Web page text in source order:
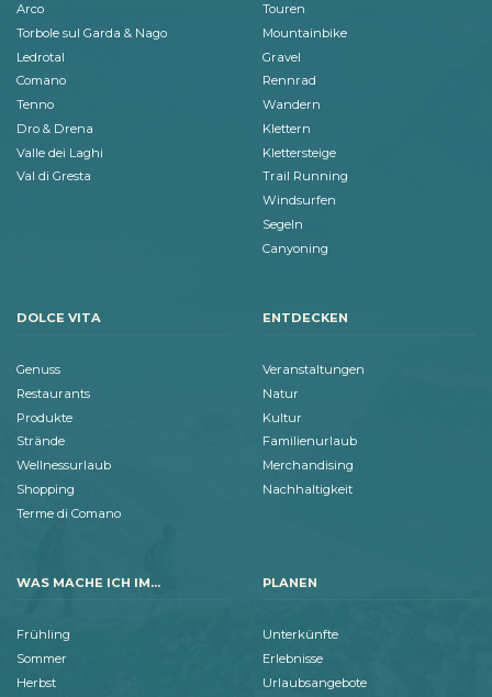
Arco
Torbole sul Garda & Nago
Ledrotal
Comano
Tenno
Dro & Drena
Valle dei Laghi
Val di Gresta
Touren
Mountainbike
Gravel
Rennrad
Wandern
Klettern
Klettersteige
Trail Running
Windsurfen
Segeln
Canyoning
DOLCE VITA
Genuss
Restaurants
Produkte
Strände
Wellnessurlaub
Shopping
Terme di Comano
ENTDECKEN
Veranstaltungen
Natur
Kultur
Familienurlaub
Merchandising
Nachhaltigkeit
WAS MACHE ICH IM...
Frühling
Sommer
Herbst
PLANEN
Unterkünfte
Erlebnisse
Urlaubsangebote